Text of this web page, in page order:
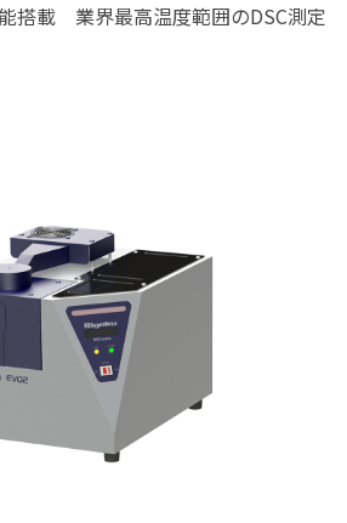
搭載 業界最高温度範囲のDSC測定